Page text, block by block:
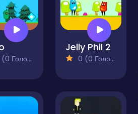
Голосів)
Jelly Phil 2
0 (0 Голосів)